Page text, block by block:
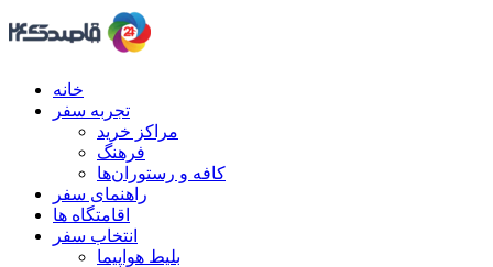
خانه
تجربه سفر
مراکز خرید
فرهنگ
کافه و رستوران‌ها
راهنمای سفر
اقامتگاه ها
انتخاب سفر
بلیط هواپیما